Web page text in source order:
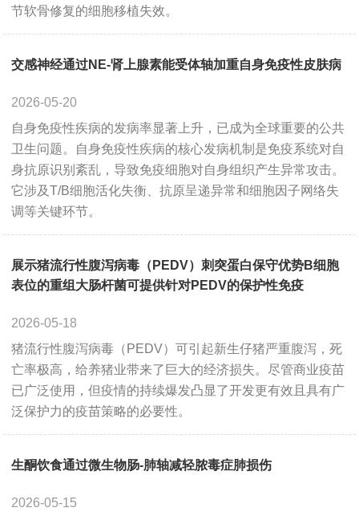
Technical Support Ordering
PROMOTION
Promotions
Sample Preparation Experimental Procedure
FAQ Notes
Videos
ABOUT US
节软骨修复的细胞移植失效。
交感神经通过NE-肾上腺素能受体轴加重自身免疫性皮肤病
2026-05-20
自身免疫性疾病的发病率显著上升，已成为全球重要的公共
卫生问题。自身免疫性疾病的核心发病机制是免疫系统对自
身抗原识别紊乱，导致免疫细胞对自身组织产生异常攻击。
它涉及T/B细胞活化失衡、抗原呈递异常和细胞因子网络失
调等关键环节。
展示猪流行性腹泻病毒（PEDV）刺突蛋白保守优势B细胞
表位的重组大肠杆菌可提供针对PEDV的保护性免疫
2026-05-18
猪流行性腹泻病毒（PEDV）可引起新生仔猪严重腹泻，死
亡率极高，给养猪业带来了巨大的经济损失。尽管商业疫苗
已广泛使用，但疫情的持续爆发凸显了开发更有效且具有广
泛保护力的疫苗策略的必要性。
生酮饮食通过微生物肠-肺轴减轻脓毒症肺损伤
2026-05-15